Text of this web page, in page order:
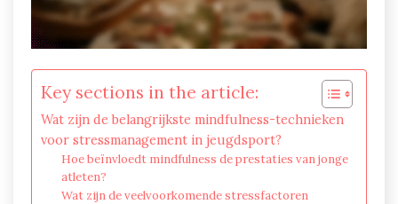
Key sections in the article:
Wat zijn de belangrijkste mindfulness-technieken
voor stressmanagement in jeugdsport?
Hoe beïnvloedt mindfulness de prestaties van jonge
atleten?
Wat zijn de veelvoorkomende stressfactoren